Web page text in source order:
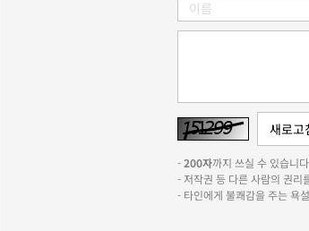
-200자까지 쓰실 수 있습니
- 저작권 등 다른 사람의 권리
- 타인에게 불쾌감을 주는 욕